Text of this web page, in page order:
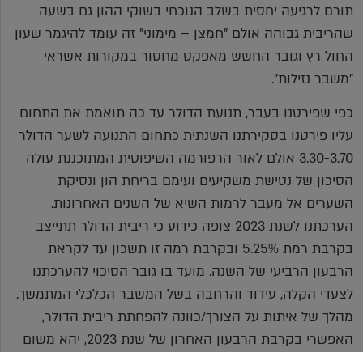
תורם לרגיעה יחסית בשלב הנוכחי בשוקי ההון גם בשעה
שהריבית גבוהה אולם "חמצן – מימוני" זה עומד להיגמר שעון
החול רץ וגובר החשש מאפקט מחסור במקורות אשראי
"משבר נזילות".
כפי שפירטנו בעבר, תנועת הדולר עד כה תואמת את התחום
עליו פירטנו בסקירתנו השנתית כתחום התנועה לשער הדולר
3.30-3.70 אולם לאור הרפורמה השיפוטית המתוכננת עולה
הסיכון של נטישת משקיעים ועימם בריחת הון ונסיקת
השערים אל מעבר לרמות השיא של השנים האחרונות.
הערכתנו לשנת 2023 צופה כידוע כי ריבית הדולר תתייצב
בקרבת רמת 5.25% ובקרבת רמה זו תשכון עד לקראת
הרבעון הרביעי של השנה. מועד בו גובר הסיכוי להערכתנו
לצעדי הקלה, עידוד והרחבה בשל המשבר הכלכלי המתמשך.
מהלך של איתות על הצורך/כוונה להפחתת ריבית הדולר,
האפשרי בקרבת הרבעון האחרון של שנת 2023, יהא משום